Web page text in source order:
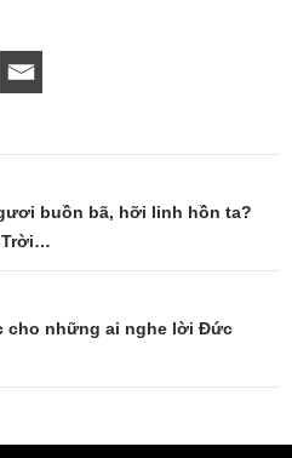
buồn bã, hỡi linh hồn ta?
Trời…
cho những ai nghe lời Đức